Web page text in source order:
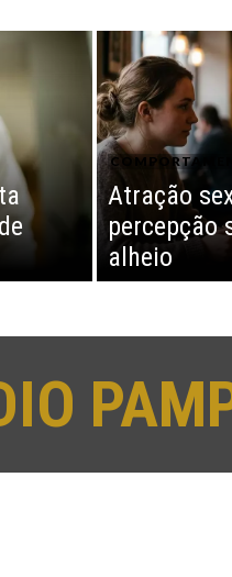
Atração
percepção
alheio